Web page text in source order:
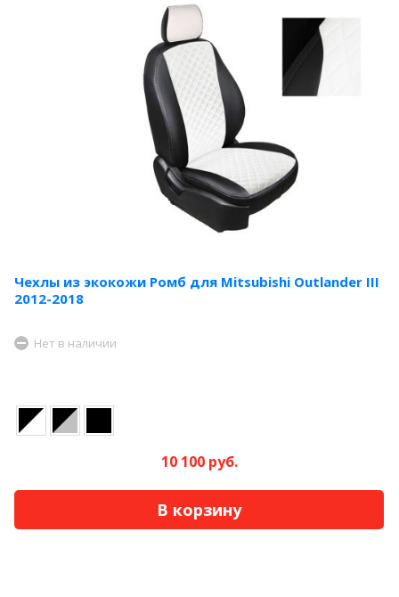
Чехлы из экокожи Ромб для Mitsubishi Outlander III
2012-2018
Нет в наличии
10 100 руб.
В корзину